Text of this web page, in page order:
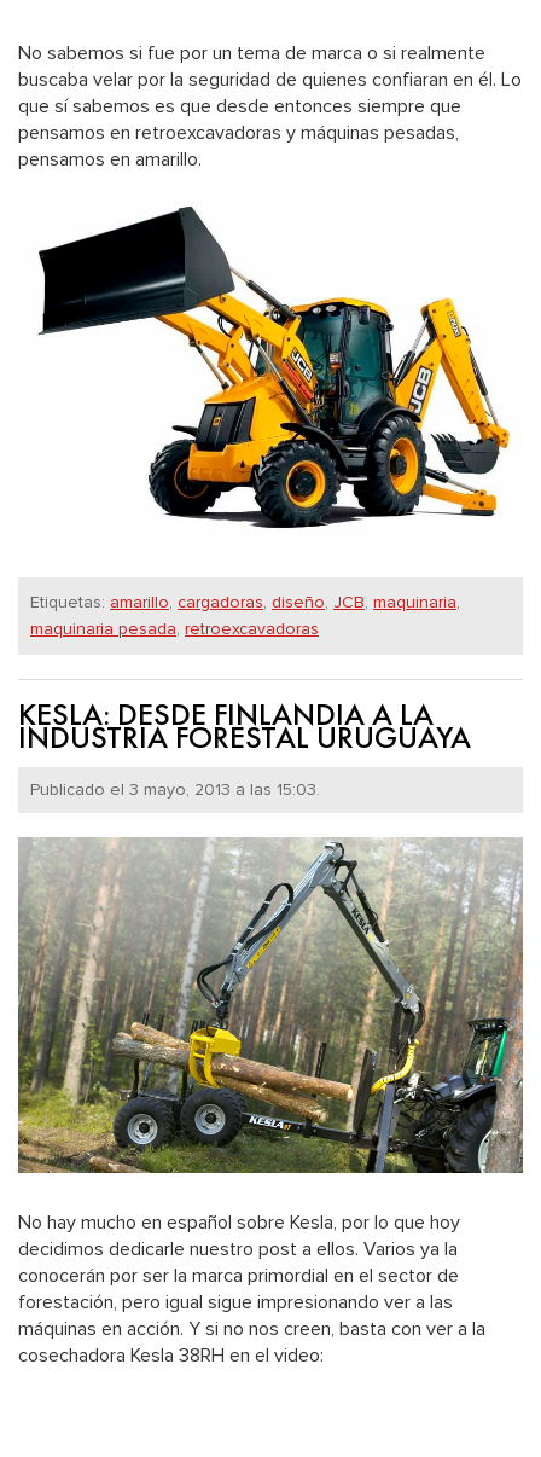
No sabemos si fue por un tema de marca o si realmente
buscaba velar por la seguridad de quienes confiaran en él. Lo
que sí sabemos es que desde entonces siempre que
pensamos en retroexcavadoras y máquinas pesadas,
pensamos en amarillo.
Etiquetas: amarillo, cargadoras, diseño, JCB, maquinaria,
maquinaria pesada, retroexcavadoras
KESLA: DESDE FINLANDIA A LA
INDUSTRIA FORESTAL URUGUAYA
Publicado el 3 mayo, 2013 a las 15:03.
No hay mucho en español sobre Kesla, por lo que hoy
decidimos dedicarle nuestro post a ellos. Varios ya la
conocerán por ser la marca primordial en el sector de
forestación, pero igual sigue impresionando ver a las
máquinas en acción. Y si no nos creen, basta con ver a la
cosechadora Kesla 38RH en el video: